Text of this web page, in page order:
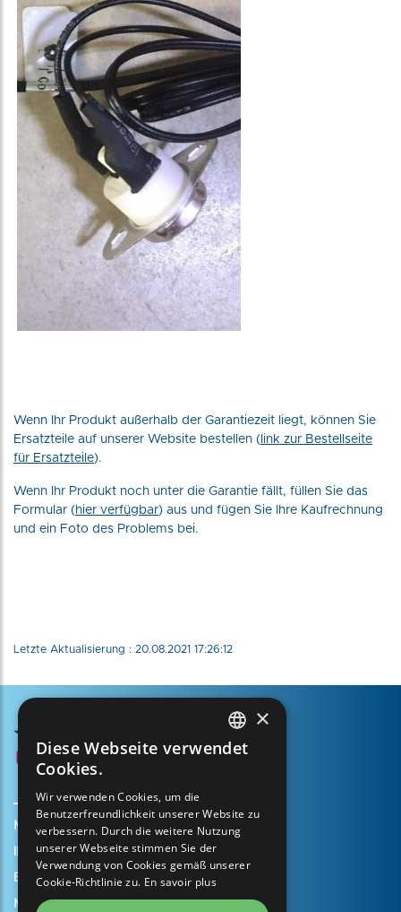
Wenn Ihr Produkt außerhalb der Garantiezeit liegt, können Sie
Ersatzteile auf unserer Website bestellen ( link zur Bestellseite
für Ersatzteile).
Wenn Ihr Produkt noch unter die Garantie fällt, füllen Sie das
Formular ( hier verfügbar) aus und fügen Sie Ihre Kaufrechnung
und ein Foto des Problems bei.
Letzte Aktualisierung : 20.08.2021 17:26:12
Mein Konto erstellen
Ihr Warenkorb
Einen Supportfall eröffnen
Meine Garantie registrieren
FRENCH
SPANISH
ITALIAN
×
Diese Webseite verwendet
Cookies.
Wir verwenden Cookies, um die
Benutzerfreundlichkeit unserer Website zu
verbessern. Durch die weitere Nutzung
unserer Webseite stimmen Sie der
Verwendung von Cookies gemäß unserer
Cookie-Richtlinie zu. En savoir plus